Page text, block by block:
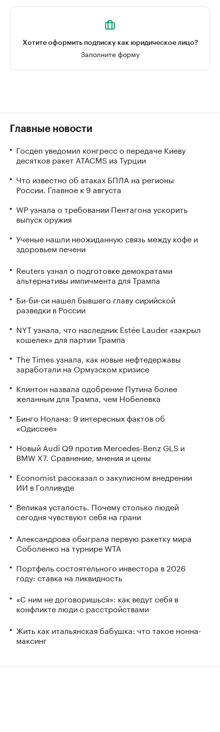
Хотите оформить подписку как юридическое лицо?
Заполните форму
Главные новости
Госдеп уведомил конгресс о передаче Киеву
десятков ракет ATACMS из Турции
Что известно об атаках БПЛА на регионы
России. Главное к 9 августа
WP узнала о требовании Пентагона ускорить
выпуск оружия
Ученые нашли неожиданную связь между кофе и
здоровьем печени
Reuters узнал о подготовке демократами
альтернативы импичмента для Трампа
Би-би-си нашел бывшего главу сирийской
разведки в России
NYT узнала, что наследник Estée Lauder «закрыл
кошелек» для партии Трампа
The Times узнала, как новые нефтедержавы
заработали на Ормузском кризисе
Клинтон назвала одобрение Путина более
желанным для Трампа, чем Нобелевка
Бинго Нолана: 9 интересных фактов об
«Одиссее»
Новый Audi Q9 против Mercedes-Benz GLS и
BMW X7. Сравнение, мнения и цены
Economist рассказал о закулисном внедрении
ИИ в Голливуде
Великая усталость. Почему столько людей
сегодня чувствуют себя на грани
Александрова обыграла первую ракетку мира
Соболенко на турнире WTA
Портфель состоятельного инвестора в 2026
году: ставка на ликвидность
«С ним не договоришься»: как ведут себя в
конфликте люди с расстройствами
Жить как итальянская бабушка: что такое нонна-
максинг